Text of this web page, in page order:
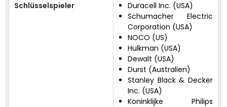
Schlüsselspieler
Duracell Inc. (USA)
Schumacher Electric
Corporation (USA)
NOCO (US)
Hulkman (USA)
Dewalt (USA)
Durst (Australien)
Stanley Black & Decker
Inc. (USA)
Koninklijke Philips